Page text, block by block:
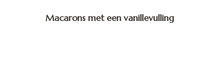
Macarons met een vanillevulling